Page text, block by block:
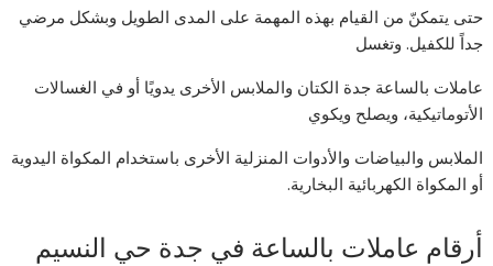
حتى يتمكنّ من القيام بهذه المهمة على المدى الطويل وبشكل مرضي
جداً للكفيل. وتغسل
عاملات بالساعة جدة الكتان والملابس الأخرى يدويًا أو في الغسالات
الأتوماتيكية، ويصلح ويكوي
الملابس والبياضات والأدوات المنزلية الأخرى باستخدام المكواة اليدوية
أو المكواة الكهربائية البخارية.
أرقام عاملات بالساعة في جدة حي النسيم